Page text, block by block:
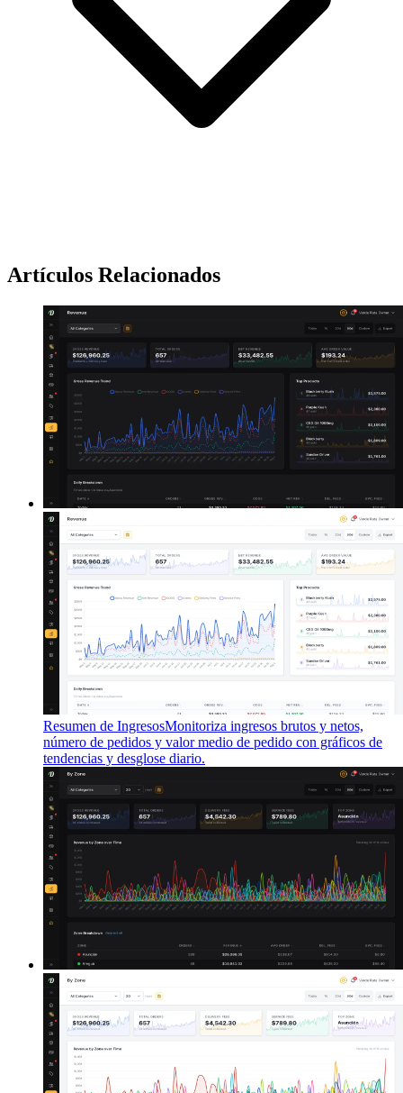
Artículos Relacionados
Resumen de IngresosMonitoriza ingresos brutos y netos,
número de pedidos y valor medio de pedido con gráficos de
tendencias y desglose diario.